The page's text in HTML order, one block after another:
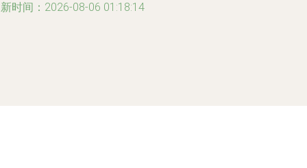
时间：2026-08-06 01:18:14